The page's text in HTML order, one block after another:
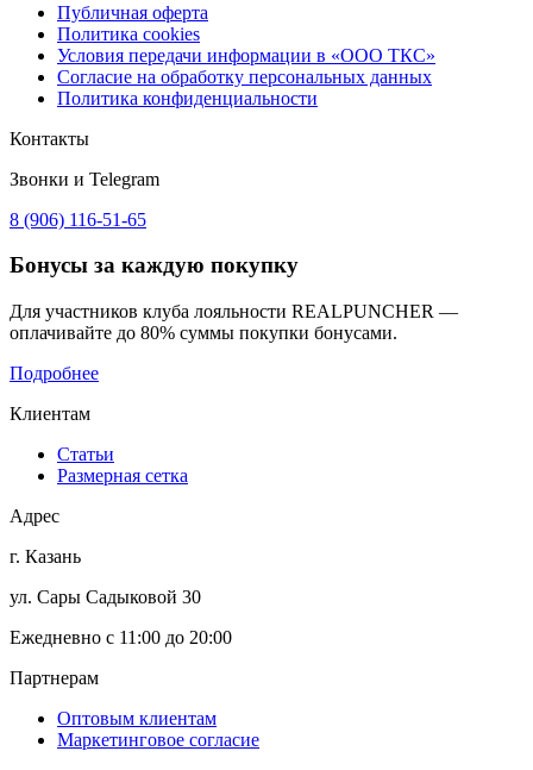
Публичная оферта
Политика cookies
Условия передачи информации в «ООО ТКС»
Согласие на обработку персональных данных
Политика конфиденциальности
Контакты
Звонки и Telegram
8 (906) 116-51-65
Бонусы за каждую покупку
Для участников клуба лояльности REALPUNCHER —
оплачивайте до 80% суммы покупки бонусами.
Подробнее
Клиентам
Статьи
Размерная сетка
Адрес
г. Казань
ул. Сары Садыковой 30
Ежедневно с 11:00 до 20:00
Партнерам
Оптовым клиентам
Маркетинговое согласие